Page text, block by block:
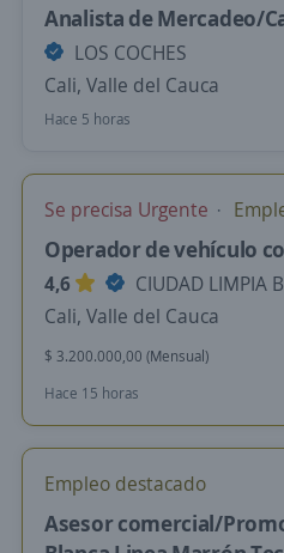
Analista de Mercadeo/
LOS COCHES
Cali, Valle del Cauca
Hace 5 horas
Se precisa Urgente
Operador de vehículo
4,6
CIUDAD LIMPIA
Cali, Valle del Cauca
$ 3.200.000,00 (Mensual)
Hace 15 horas
Empleo destacado
Asesor comercial/